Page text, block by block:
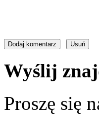
Wyślij
Proszę się